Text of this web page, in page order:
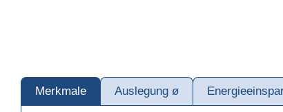
Merkmale Auslegung ø